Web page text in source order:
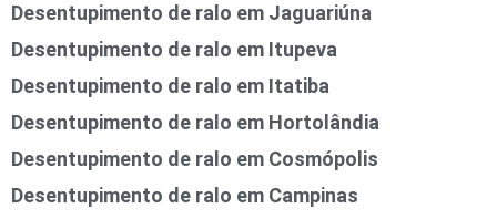
Desentupimento de ralo em Jaguariúna
Desentupimento de ralo em Itupeva
Desentupimento de ralo em Itatiba
Desentupimento de ralo em Hortolândia
Desentupimento de ralo em Cosmópolis
Desentupimento de ralo em Campinas